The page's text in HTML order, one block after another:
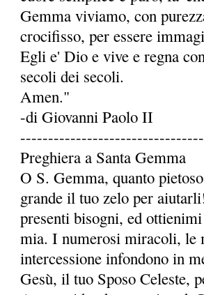
Gemma viviamo, con
crocifisso, per essere
Egli e' Dio e vive e regna
secoli dei secoli.
Amen."
-di Giovanni Paolo II
Preghiera a Santa Gemma
O S. Gemma, quanto
grande il tuo zelo per
presenti bisogni, ed
mia. I numerosi miracoli, le
intercessione infondono in
Gesù, il tuo Sposo Celeste,